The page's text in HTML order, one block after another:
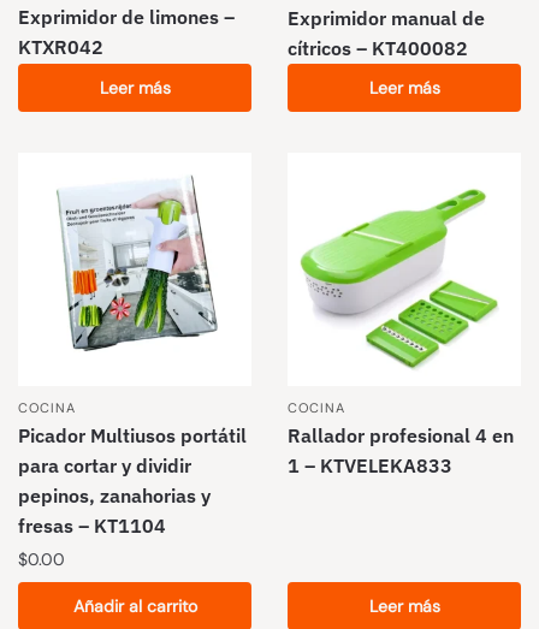
Exprimidor de limones –
KTXR042
Leer más
Exprimidor manual de
cítricos – KT400082
Leer más
COCINA
Picador Multiusos portátil
para cortar y dividir
pepinos, zanahorias y
fresas – KT1104
$0.00
Añadir al carrito
COCINA
Rallador profesional 4 en
1 – KTVELEKA833
Leer más